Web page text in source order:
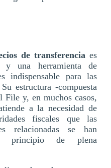
de transferencia es
y una herramienta de
indispensable para las
estructura -compuesta
y, en muchos casos,
a la necesidad de
fiscales que las
relacionadas se han
principio de plena